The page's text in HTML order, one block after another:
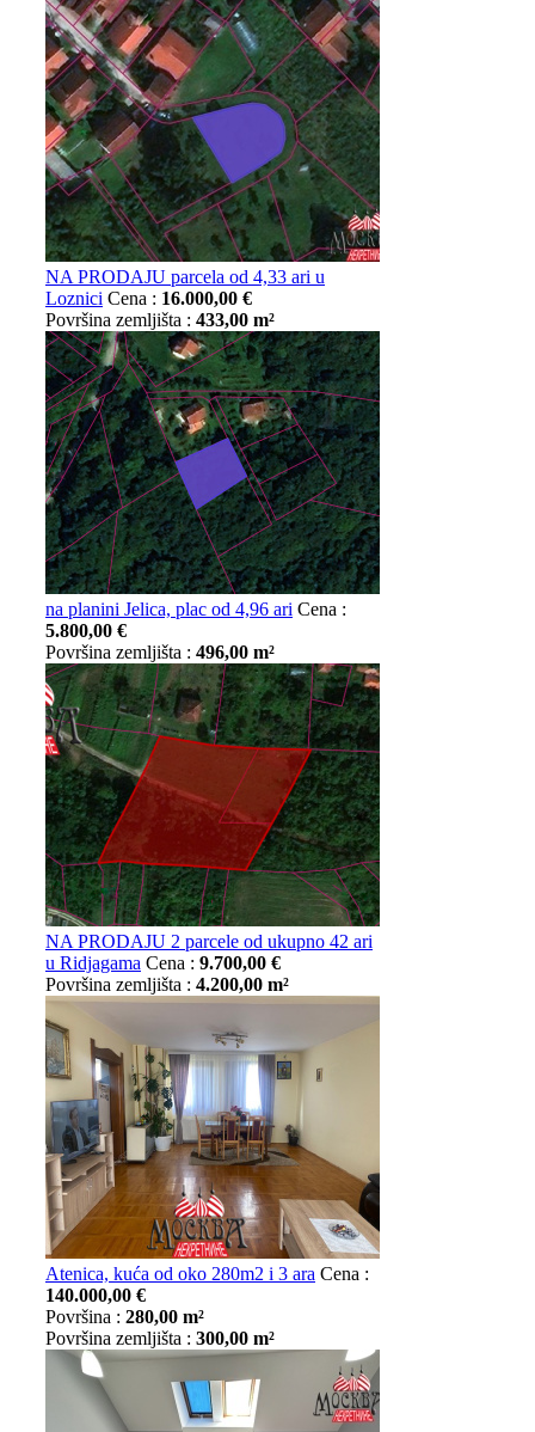
NA PRODAJU parcela od 4,33 ari u
Loznici Cena : 16.000,00 €
Površina zemljišta : 433,00 m²
na planini Jelica, plac od 4,96 ari Cena :
5.800,00 €
Površina zemljišta : 496,00 m²
NA PRODAJU 2 parcele od ukupno 42 ari
u Ridjagama Cena : 9.700,00 €
Površina zemljišta : 4.200,00 m²
Atenica, kuća od oko 280m2 i 3 ara Cena :
140.000,00 €
Površina : 280,00 m²
Površina zemljišta : 300,00 m²